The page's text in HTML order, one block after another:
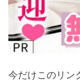
今だけこのリン